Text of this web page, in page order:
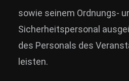
sowie seinem Ordnungs-
Sicherheitspersonal
des Personals des
leisten.